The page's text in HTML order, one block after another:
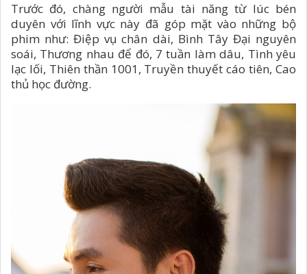
Trước đó, chàng người mẫu tài năng từ lúc bén
duyên với lĩnh vực này đã góp mặt vào những bộ
phim như: Điệp vụ chân dài, Bình Tây Đại nguyên
soái, Thương nhau để đó, 7 tuần làm dâu, Tình yêu
lạc lối, Thiên thần 1001, Truyền thuyết cáo tiên, Cao
thủ học đường.